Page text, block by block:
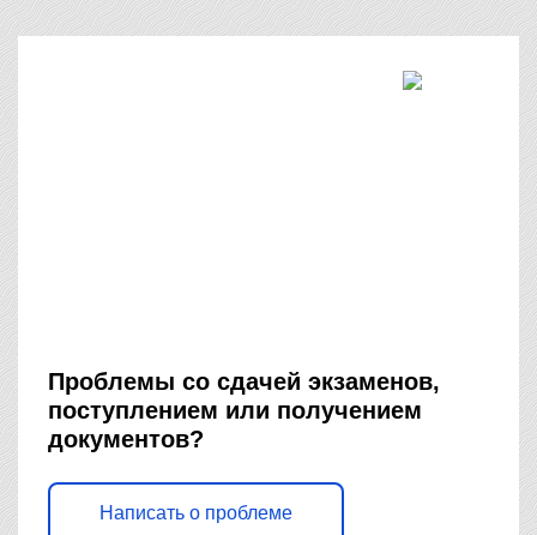
Проблемы со сдачей экзаменов,
поступлением или получением
документов?
Написать о проблеме